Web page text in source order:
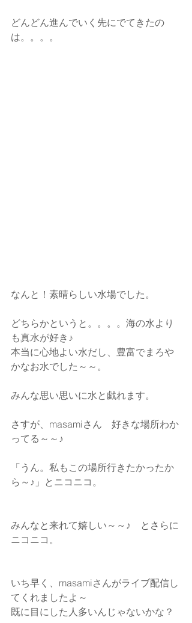
どんどん進んでいく先にでてきたの
は。。。。
なんと！素晴らしい水場でした。
どちらかというと。。。。海の水より
も真水が好き♪
本当に心地よい水だし、豊富でまろや
かなお水でした～～。
みんな思い思いに水と戯れます。
さすが、masamiさん　好きな場所わか
ってる～～♪
「うん。私もこの場所行きたかったか
ら～♪」とニコニコ。
みんなと来れて嬉しい～～♪　とさらに
ニコニコ。
いち早く、masamiさんがライブ配信し
てくれましたよ～
既に目にした人多いんじゃないかな？